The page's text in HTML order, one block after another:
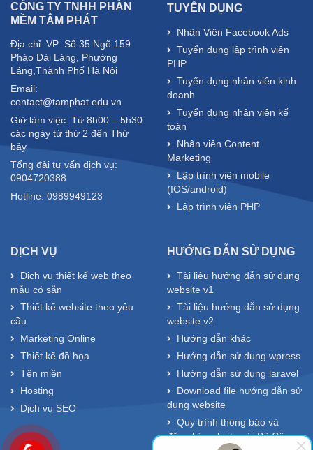
CÔNG TY TNHH PHẦN
MỀM TÂM PHÁT
Địa chỉ: VP: Số 35 Ngõ 159
Pháo Đài Láng, Phường
Láng,Thành Phố Hà Nội
Email:
contact@tamphat.edu.vn
Giờ làm việc: Từ 8h00 – 5h30
các ngày từ thứ 2 đến Thứ
bảy
Tổng đài tư vấn dịch vụ:
0904720388
Hotline: 0989949123
TUYỂN DỤNG
Nhân Viên Facebook Ads
Tuyển dụng lập trình viên
PHP
Tuyển dụng nhân viên kinh
doanh
Tuyển dụng nhân viên kế
toán
Nhân viên Content
Marketing
Lập trình viên mobile
(IOS/android)
Lập trình viên PHP
DỊCH VỤ
Dịch vụ thiết kế web theo
mẫu có sẵn
Thiết kế website theo yêu
cầu
Marketing Online
Thiết kế đồ họa
Tên miền
Hosting
Dịch vụ SEO
HƯỚNG DẪN SỬ DỤNG
Tài liệu hướng dẫn sử dụng
website v1
Tài liệu hướng dẫn sử dụng
website v2
Hướng dẫn khác
Hướng dẫn sử dụng wpress
Hướng dẫn sử dụng laravel
Download file hướng dẫn sử
dụng website
Quy trình thông báo và
đăng ký website với Bộ Công